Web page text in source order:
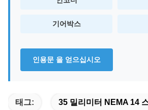
기어박스
인용문 을 얻으십시오
태그: 35 밀리미터 NEMA 14